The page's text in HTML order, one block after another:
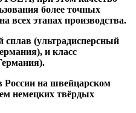
более точных
всех этапах производства.
сплав (ультрадисперсный
и класс
России на швейцарском
немецких твёрдых